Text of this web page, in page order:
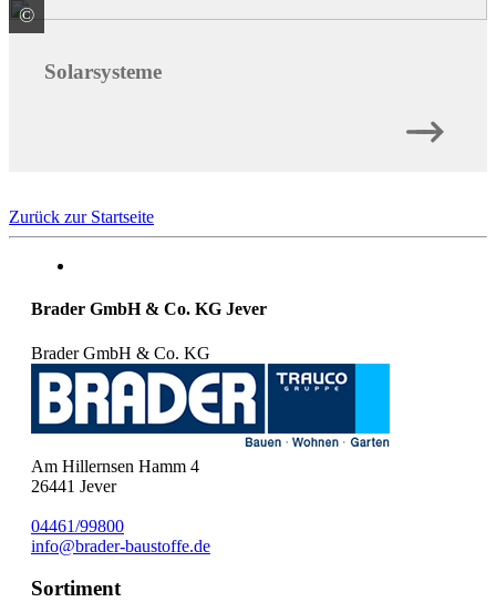
© BMI Deutschland GmbH Marke Braas
Solarsysteme
Zurück zur Startseite
Brader GmbH & Co. KG Jever
Brader GmbH & Co. KG
Am Hillernsen Hamm 4
26441 Jever
04461/99800
info@brader-baustoffe.de
Sortiment